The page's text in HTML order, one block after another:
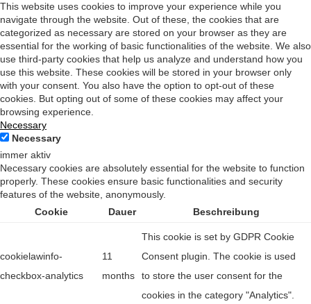
This website uses cookies to improve your experience while you
navigate through the website. Out of these, the cookies that are
categorized as necessary are stored on your browser as they are
essential for the working of basic functionalities of the website. We also
use third-party cookies that help us analyze and understand how you
use this website. These cookies will be stored in your browser only
with your consent. You also have the option to opt-out of these
cookies. But opting out of some of these cookies may affect your
browsing experience.
Necessary
Necessary
immer aktiv
Necessary cookies are absolutely essential for the website to function
properly. These cookies ensure basic functionalities and security
features of the website, anonymously.
Cookie
Dauer Beschreibung
cookielawinfo-
checkbox-analytics
11
months
This cookie is set by GDPR Cookie
Consent plugin. The cookie is used
to store the user consent for the
cookies in the category "Analytics".